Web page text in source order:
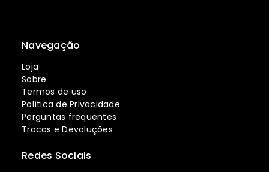
Navegação
Loja
Sobre
Termos de uso
Política de Privacidade
Perguntas frequentes
Trocas e Devoluções
Redes Sociais